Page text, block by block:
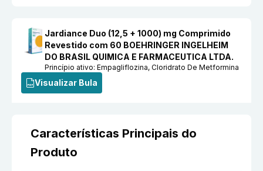
Jardiance Duo (12,5 + 1000) mg Comprimido
Revestido com 60 BOEHRINGER INGELHEIM
DO BRASIL QUIMICA E FARMACEUTICA LTDA.
Princípio ativo:Empagliflozina, Cloridrato De Metformina
Visualizar Bula
Características Principais do
Produto